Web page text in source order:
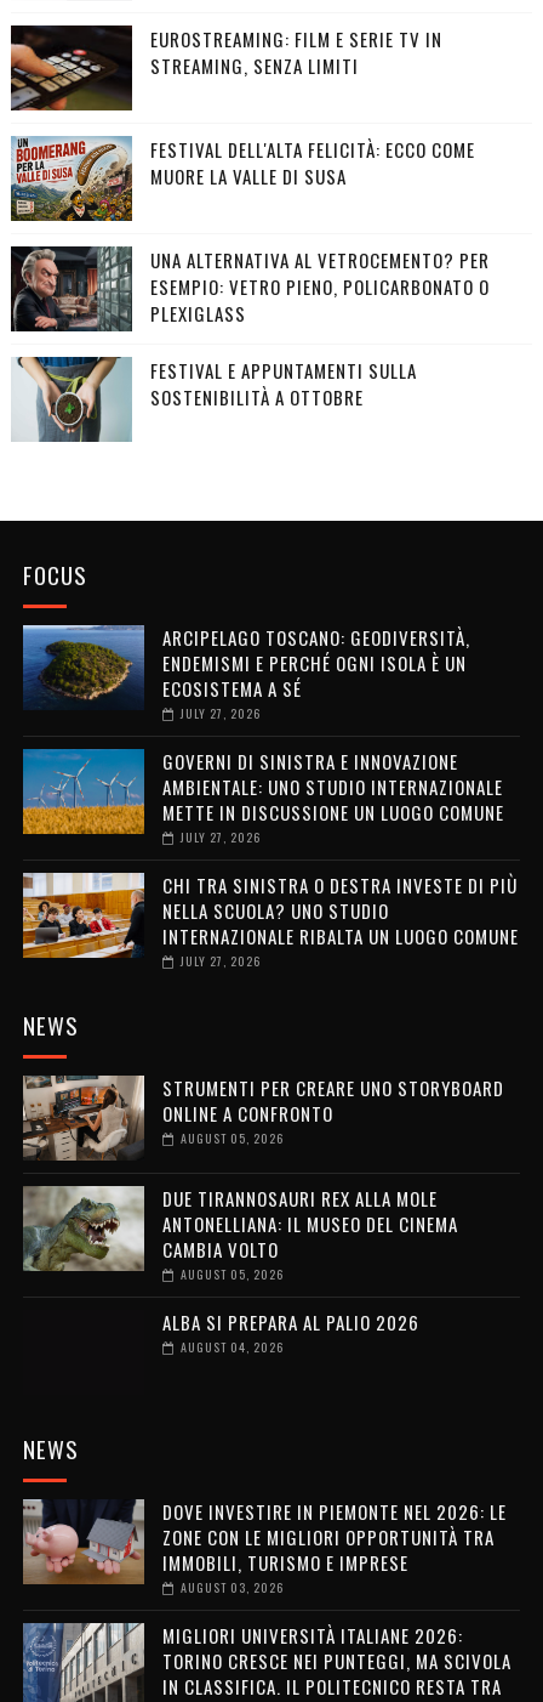
EUROSTREAMING: FILM E SERIE TV IN
STREAMING, SENZA LIMITI
FESTIVAL DELL'ALTA FELICITÀ: ECCO COME
MUORE LA VALLE DI SUSA
UNA ALTERNATIVA AL VETROCEMENTO? PER
ESEMPIO: VETRO PIENO, POLICARBONATO O
PLEXIGLASS
FESTIVAL E APPUNTAMENTI SULLA
SOSTENIBILITÀ A OTTOBRE
FOCUS
ARCIPELAGO TOSCANO: GEODIVERSITÀ,
ENDEMISMI E PERCHÉ OGNI ISOLA È UN
ECOSISTEMA A SÉ
JULY 27, 2026
GOVERNI DI SINISTRA E INNOVAZIONE
AMBIENTALE: UNO STUDIO INTERNAZIONALE
METTE IN DISCUSSIONE UN LUOGO COMUNE
JULY 27, 2026
CHI TRA SINISTRA O DESTRA INVESTE DI PIÙ
NELLA SCUOLA? UNO STUDIO
INTERNAZIONALE RIBALTA UN LUOGO COMUNE
JULY 27, 2026
NEWS
STRUMENTI PER CREARE UNO STORYBOARD
ONLINE A CONFRONTO
AUGUST 05, 2026
DUE TIRANNOSAURI REX ALLA MOLE
ANTONELLIANA: IL MUSEO DEL CINEMA
CAMBIA VOLTO
AUGUST 05, 2026
ALBA SI PREPARA AL PALIO 2026
AUGUST 04, 2026
NEWS
DOVE INVESTIRE IN PIEMONTE NEL 2026: LE
ZONE CON LE MIGLIORI OPPORTUNITÀ TRA
IMMOBILI, TURISMO E IMPRESE
AUGUST 03, 2026
MIGLIORI UNIVERSITÀ ITALIANE 2026:
TORINO CRESCE NEI PUNTEGGI, MA SCIVOLA
IN CLASSIFICA. IL POLITECNICO RESTA TRA